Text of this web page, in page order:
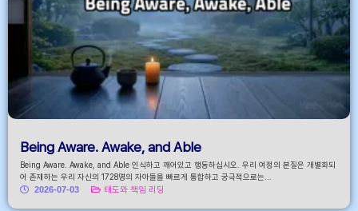
Being Aware. Awake, and Able
Being Aware. Awake, and Able 인식하고 깨어있고 행동하십시오. 우리 여정의 본질은 개별화되
어 존재하는 우리 자신의 1728명의 자아들을 빠르게 통합하고 궁극적으로는...
2026-07-03
태도와 책임 리딩